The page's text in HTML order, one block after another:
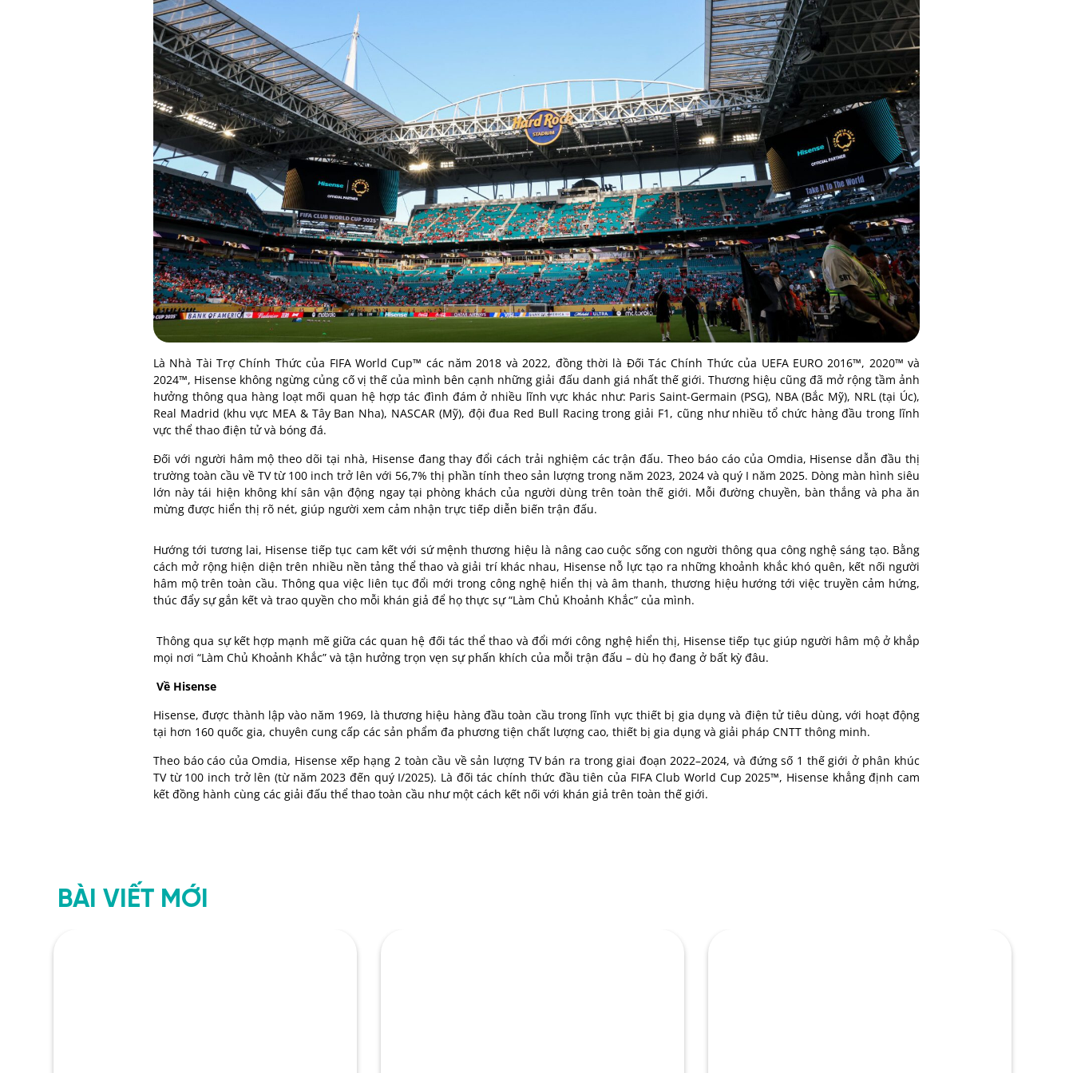
Là Nhà Tài Trợ Chính Thức của FIFA World Cup™ các năm 2018 và 2022, đồng thời là Đối Tác Chính Thức của UEFA EURO 2016™, 2020™ và
2024™, Hisense không ngừng củng cố vị thế của mình bên cạnh những giải đấu danh giá nhất thế giới. Thương hiệu cũng đã mở rộng tầm ảnh
hưởng thông qua hàng loạt mối quan hệ hợp tác đình đám ở nhiều lĩnh vực khác như: Paris Saint-Germain (PSG), NBA (Bắc Mỹ), NRL (tại Úc),
Real Madrid (khu vực MEA & Tây Ban Nha), NASCAR (Mỹ), đội đua Red Bull Racing trong giải F1, cũng như nhiều tổ chức hàng đầu trong lĩnh
vực thể thao điện tử và bóng đá.
Đối với người hâm mộ theo dõi tại nhà, Hisense đang thay đổi cách trải nghiệm các trận đấu. Theo báo cáo của Omdia, Hisense dẫn đầu thị
trường toàn cầu về TV từ 100 inch trở lên với 56,7% thị phần tính theo sản lượng trong năm 2023, 2024 và quý I năm 2025. Dòng màn hình siêu
lớn này tái hiện không khí sân vận động ngay tại phòng khách của người dùng trên toàn thế giới. Mỗi đường chuyền, bàn thắng và pha ăn
mừng được hiển thị rõ nét, giúp người xem cảm nhận trực tiếp diễn biến trận đấu.
Hướng tới tương lai, Hisense tiếp tục cam kết với sứ mệnh thương hiệu là nâng cao cuộc sống con người thông qua công nghệ sáng tạo. Bằng
cách mở rộng hiện diện trên nhiều nền tảng thể thao và giải trí khác nhau, Hisense nỗ lực tạo ra những khoảnh khắc khó quên, kết nối người
hâm mộ trên toàn cầu. Thông qua việc liên tục đổi mới trong công nghệ hiển thị và âm thanh, thương hiệu hướng tới việc truyền cảm hứng,
thúc đẩy sự gắn kết và trao quyền cho mỗi khán giả để họ thực sự “Làm Chủ Khoảnh Khắc” của mình.
Thông qua sự kết hợp mạnh mẽ giữa các quan hệ đối tác thể thao và đổi mới công nghệ hiển thị, Hisense tiếp tục giúp người hâm mộ ở khắp
mọi nơi “Làm Chủ Khoảnh Khắc” và tận hưởng trọn vẹn sự phấn khích của mỗi trận đấu – dù họ đang ở bất kỳ đâu.
Về Hisense
Hisense, được thành lập vào năm 1969, là thương hiệu hàng đầu toàn cầu trong lĩnh vực thiết bị gia dụng và điện tử tiêu dùng, với hoạt động
tại hơn 160 quốc gia, chuyên cung cấp các sản phẩm đa phương tiện chất lượng cao, thiết bị gia dụng và giải pháp CNTT thông minh.
Theo báo cáo của Omdia, Hisense xếp hạng 2 toàn cầu về sản lượng TV bán ra trong giai đoạn 2022–2024, và đứng số 1 thế giới ở phân khúc
TV từ 100 inch trở lên (từ năm 2023 đến quý I/2025). Là đối tác chính thức đầu tiên của FIFA Club World Cup 2025™, Hisense khẳng định cam
kết đồng hành cùng các giải đấu thể thao toàn cầu như một cách kết nối với khán giả trên toàn thế giới.
BÀI VIẾT MỚI